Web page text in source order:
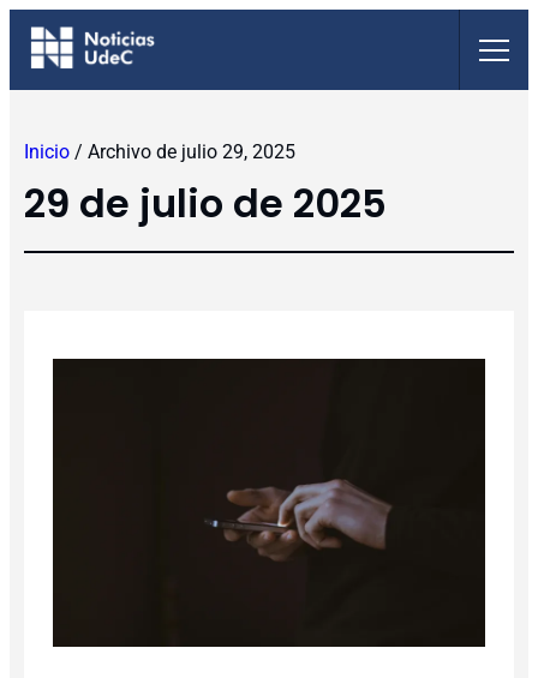
Saltar
Inicio / Archivo de julio 29, 2025
29 de julio de 2025